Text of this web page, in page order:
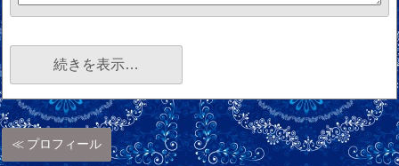
続きを表示…
プロフィール